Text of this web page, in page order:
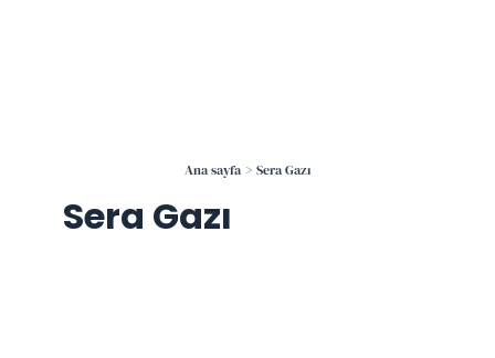
Ana sayfa Sera Gazı
Sera Gazı